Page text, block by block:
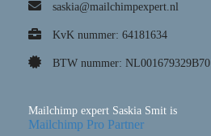
saskia@mailchimpexpert.nl
KvK nummer: 64181634
BTW nummer: NL001679329B70
Mailchimp expert Saskia Smit is
Mailchimp Pro Partner